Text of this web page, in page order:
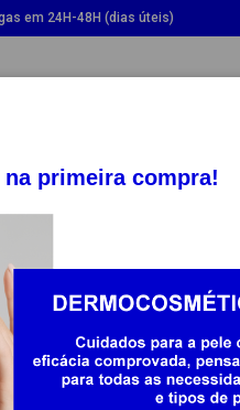
em 24H-48H (dias úteis)
DROPDOWN
SAÚDETOGGLE DROPDOWN
BEBÉ E MAMÃ